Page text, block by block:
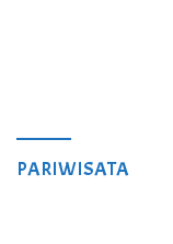
PARIWISATA